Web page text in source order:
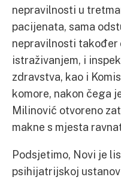
nepravilnosti u
pacijenata, sama
nepravilnosti
istraživanjem, i
zdravstva, kao i
komore, nakon čega
Milinović otvoreno
makne s mjesta
Podsjetimo, Novi je
psihijatrijskoj